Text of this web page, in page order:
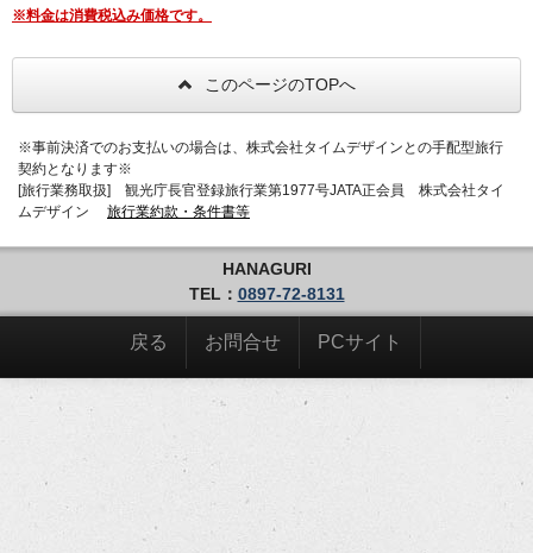
コードがメール/SMSで送信されます。暗証番号での入
チェックアウトは、手続き不要でそのままご出発いた
【事前チェックイン】
来館時の手続きを簡略化するため、事前チェックイン
【お食事】
飲食店をご利用ください。
【アメニティ】
共用のシャワールーム更衣室に設置しております。お
手数ですが、こちらから必要なものをお取りください
ませ。
シャンプー類/タオル/歯ブラシ/髭剃り/綿棒/ヘアブラシ
スポーツバイクは一階屋内の駐輪スペースにお停めい
ただけます。セキュリティ内なので安心です(最大7台)
【連泊でご利用のお客様へ】
チェックイン後のお部屋はチェックアウトまでの間、
従業員の入室を控えさせていただいております。
※料金は消費税込み価格です。
このページのTOPへ
※事前決済でのお支払いの場合は、株式会社タイムデザインとの手配型旅行
契約となります※
[旅行業務取扱] 観光庁長官登録旅行業第1977号JATA正会員 株式会社タイ
ムデザイン 旅行業約款・条件書等
HANAGURI
TEL： 0897-72-8131
戻る お問合せ PCサイト